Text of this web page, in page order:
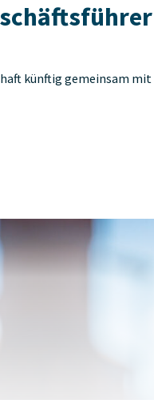
künftig gemeinsam mit